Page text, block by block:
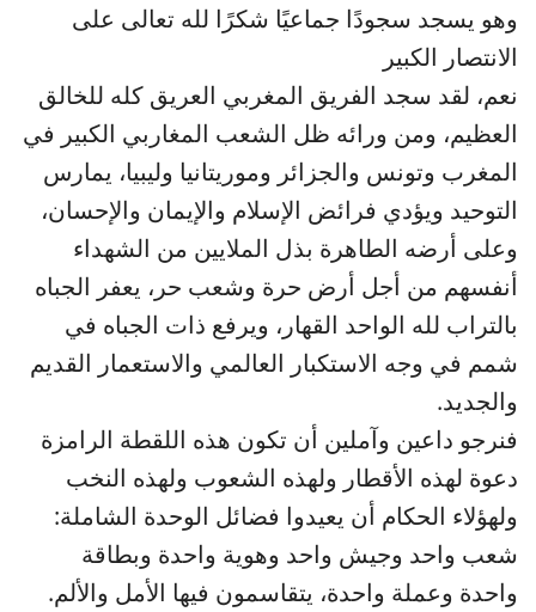
وهو يسجد سجودًا جماعيًا شكرًا لله تعالى على
الانتصار الكبير
نعم، لقد سجد الفريق المغربي العريق كله للخالق
العظيم، ومن ورائه ظل الشعب المغاربي الكبير في
المغرب وتونس والجزائر وموريتانيا وليبيا، يمارس
التوحيد ويؤدي فرائض الإسلام والإيمان والإحسان،
وعلى أرضه الطاهرة بذل الملايين من الشهداء
أنفسهم من أجل أرض حرة وشعب حر، يعفر الجباه
بالتراب لله الواحد القهار، ويرفع ذات الجباه في
شمم في وجه الاستكبار العالمي والاستعمار القديم
والجديد.
فنرجو داعين وآملين أن تكون هذه اللقطة الرامزة
دعوة لهذه الأقطار ولهذه الشعوب ولهذه النخب
ولهؤلاء الحكام أن يعيدوا فضائل الوحدة الشاملة:
شعب واحد وجيش واحد وهوية واحدة وبطاقة
واحدة وعملة واحدة، يتقاسمون فيها الأمل والألم.